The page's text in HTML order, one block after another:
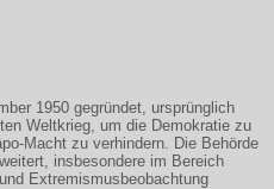
1950 gegründet, ursprünglich
Weltkrieg, um die Demokratie zu
Macht zu verhindern. Die Behörde
insbesondere im Bereich
Extremismusbeobachtung